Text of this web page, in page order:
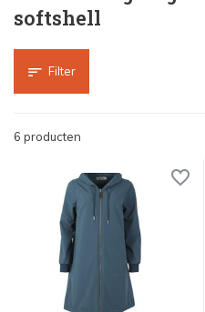
softshell
Filter
6 producten